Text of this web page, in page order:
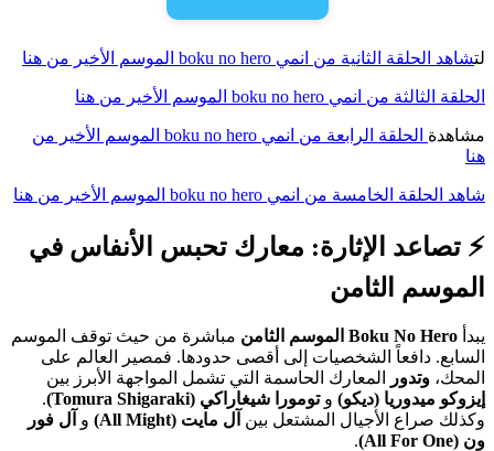
لتشاهد الحلقة الثانية من انمي boku no hero الموسم الأخير من هنا
الحلقة الثالثة من انمي boku no hero الموسم الأخير من هنا
مشاهدة
الحلقة الرابعة من انمي boku no hero الموسم الأخير من
هنا
شاهد الحلقة الخامسة من انمي boku no hero الموسم الأخير من هنا
⚡️ تصاعد الإثارة: معارك تحبس الأنفاس في
الموسم الثامن
يبدأ Boku No Hero الموسم الثامن
مباشرة من حيث توقف الموسم
السابع. دافعاً الشخصيات إلى أقصى حدودها. فمصير العالم على
المحك، وتدور
المعارك الحاسمة التي تشمل المواجهة الأبرز بين
إيزوكو ميدوريا (ديكو) وتومورا شيغاراكي (Tomura Shigaraki)
.
وكذلك صراع الأجيال المشتعل بين آل مايت (All Might) و آل فور
ون (All For One)
.